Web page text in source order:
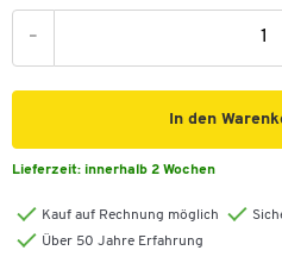
-
In den
Lieferzeit: innerhalb 2 Wochen
Kauf auf Rechnung möglich
Über 50 Jahre Erfahrung